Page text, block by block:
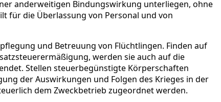
anderweitigen Bindungswirkung unterliegen, ohne
für die Überlassung von Personal und von
und Betreuung von Flüchtlingen. Finden auf
werden sie auch auf die
Stellen steuerbegünstigte Körperschaften
der Auswirkungen und Folgen des Krieges in der
dem Zweckbetrieb zugeordnet werden.